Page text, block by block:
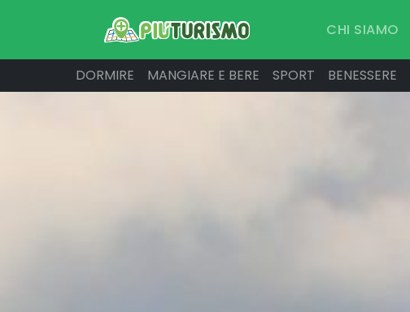
CHI SIAMO
DORMIRE MANGIARE E BERE SPORT BENESSERE